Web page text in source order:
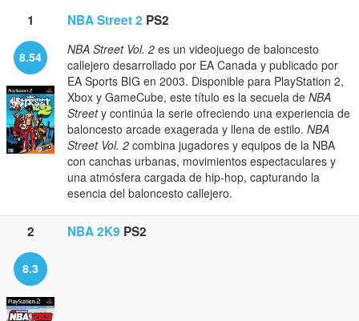
1 NBA Street 2 PS2
8.54 NBA Street Vol. 2 es un videojuego de baloncesto
callejero desarrollado por EA Canada y publicado por
EA Sports BIG en 2003. Disponible para PlayStation 2,
Xbox y GameCube, este título es la secuela de NBA
Streety continúa la serie ofreciendo una experiencia de
baloncesto arcade exagerada y llena de estilo. NBA
Street Vol. 2 combina jugadores y equipos de la NBA
con canchas urbanas, movimientos espectaculares y
una atmósfera cargada de hip-hop, capturando la
esencia del baloncesto callejero.
2 NBA 2K9 PS2
8.3